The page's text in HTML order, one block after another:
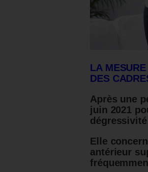
LA
DES
Après une
juin 2021
Elle
antérieur